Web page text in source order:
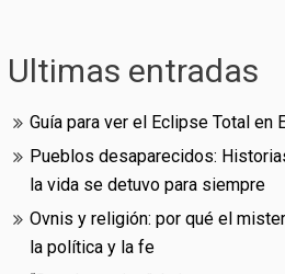
Ultimas entradas
Guía para ver el Eclipse Total en
Pueblos desaparecidos:
la vida se detuvo para siempre
Ovnis y religión: por qué el
la política y la fe